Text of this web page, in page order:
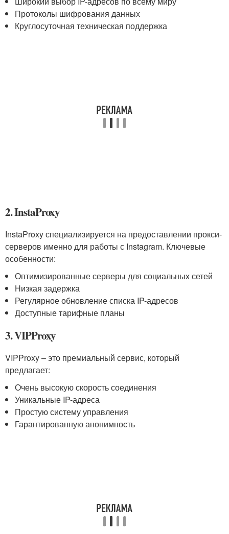
Протоколы шифрования данных
Круглосуточная техническая поддержка
2. InstaProxy
InstaProxy специализируется на предоставлении прокси-
серверов именно для работы с Instagram. Ключевые
особенности:
Оптимизированные серверы для социальных сетей
Низкая задержка
Регулярное обновление списка IP-адресов
Доступные тарифные планы
3. VIPProxy
VIPProxy – это премиальный сервис, который
предлагает:
Очень высокую скорость соединения
Уникальные IP-адреса
Простую систему управления
Гарантированную анонимность